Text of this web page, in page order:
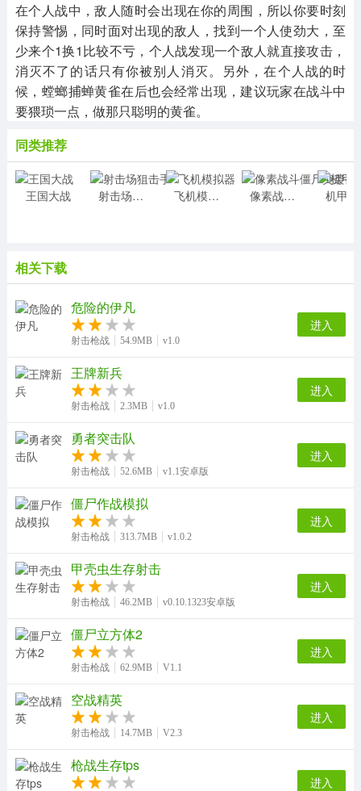
在个人战中，敌人随时会出现在你的周围，所以你要时刻
保持警惕，同时面对出现的敌人，找到一个人使劲大，至
少来个1换1比较不亏，个人战发现一个敌人就直接攻击，
消灭不了的话只有你被别人消灭。另外，在个人战的时
候，螳螂捕蝉黄雀在后也会经常出现，建议玩家在战斗中
要猥琐一点，做那只聪明的黄雀。
同类推荐
王国大战 射击场狙击手 飞机模拟器 像素战斗僵尸突袭手游
相关下载
危险的伊凡
射击枪战 54.9MB v1.0
进入
王牌新兵
射击枪战 2.3MB v1.0
进入
勇者突击队
射击枪战 52.6MB v1.1安卓版
进入
僵尸作战模拟
射击枪战 313.7MB v1.0.2
进入
甲壳虫生存射击
射击枪战 46.2MB v0.10.1323安卓版
进入
僵尸立方体2
射击枪战 62.9MB V1.1
进入
空战精英
射击枪战 14.7MB V2.3
进入
枪战生存tps
进入